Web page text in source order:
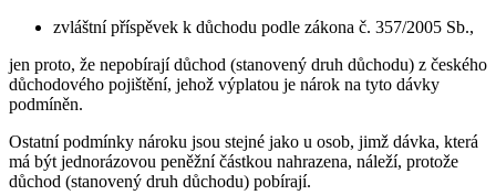
zvláštní příspěvek k důchodu podle zákona č. 357/2005 Sb.,
jen proto, že nepobírají důchod (stanovený druh důchodu) z českého
důchodového pojištění, jehož výplatou je nárok na tyto dávky
podmíněn.
Ostatní podmínky nároku jsou stejné jako u osob, jimž dávka, která
má být jednorázovou peněžní částkou nahrazena, náleží, protože
důchod (stanovený druh důchodu) pobírají.